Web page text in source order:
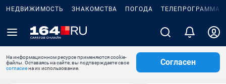
НЕДВИЖИМОСТЬ ЗНАКОМСТВА ПОГОДА ТЕЛЕПРОГРАММА
На информационном ресурсе применяются cookie-
файлы. Оставаясь на сайте, вы подтверждаете свое
согласиена их использование.
Согласен